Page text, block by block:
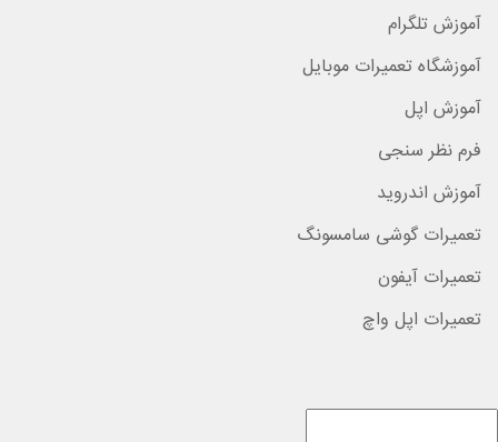
آموزش تلگرام
آموزشگاه تعمیرات موبایل
آموزش اپل
فرم نظر سنجی
آموزش اندروید
تعمیرات گوشی سامسونگ
تعمیرات آیفون
تعمیرات اپل واچ